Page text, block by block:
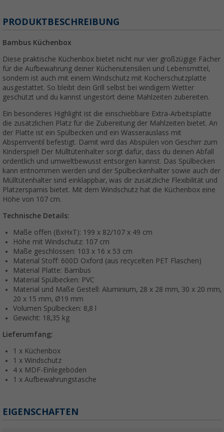
PRODUKTBESCHREIBUNG
Bambus Küchenbox
Diese praktische Küchenbox bietet nicht nur vier großzügige Fächer
für die Aufbewahrung deiner Küchenutensilien und Lebensmittel,
sondern ist auch mit einem Windschutz mit Kocherschutzplatte
ausgestattet. So bleibt dein Grill selbst bei windigem Wetter
geschützt und du kannst ungestört deine Mahlzeiten zubereiten.
Ein besonderes Highlight ist die einschiebbare Extra-Arbeitsplatte
die zusätzlichen Platz für die Zubereitung der Mahlzeiten bietet. An
der Platte ist ein Spülbecken und ein Wasserauslass mit
Absperrventil befestigt. Damit wird das Abspülen von Geschirr zum
Kinderspiel! Der Mülltütenhalter sorgt dafür, dass du deinen Abfall
ordentlich und umweltbewusst entsorgen kannst. Das Spülbecken
kann entnommen werden und der Spülbeckenhalter sowie auch der
Mülltütenhalter sind einklappbar, was dir zusätzliche Flexibilität und
Platzersparnis bietet. Mit dem Windschutz hat die Küchenbox eine
Höhe von 107 cm.
Technische Details:
Maße offen (BxHxT): 199 x 82/107 x 49 cm
Höhe mit Windschutz: 107 cm
Maße geschlossen: 103 x 16 x 53 cm
Material Stoff: 600D Oxford (aus recycelten PET Flaschen)
Material Platte: Bambus
Material Spülbecken: PVC
Material und Maße Gestell: Aluminium, 28 x 28 mm, 30 x 20 mm,
20 x 15 mm, Ø19 mm
Volumen Spülbecken: 8,8 l
Gewicht: 18,35 kg
Lieferumfang:
1 x Küchenbox
1 x Windschutz
4 x MDF-Einlegeböden
1 x Aufbewahrungstasche
EIGENSCHAFTEN